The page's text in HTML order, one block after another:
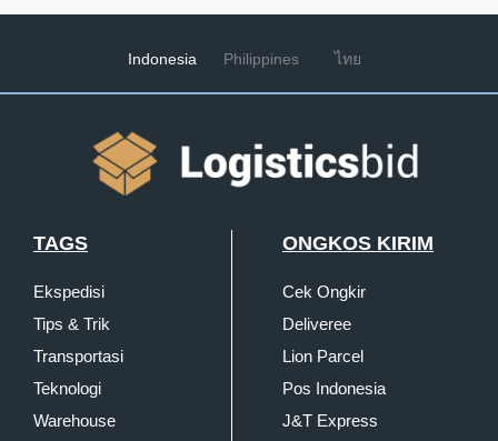
Indonesia Philippines ไทย
TAGS
Ekspedisi
Tips & Trik
Transportasi
Teknologi
Warehouse
ONGKOS KIRIM
Cek Ongkir
Deliveree
Lion Parcel
Pos Indonesia
J&T Express